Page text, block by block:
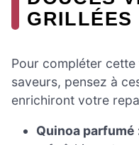
GRILLÉES
Pour compléter
saveurs, pensez à
enrichiront votre
Quinoa parfumé